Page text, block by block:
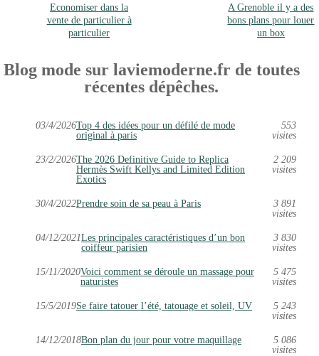
Economiser dans la
vente de particulier à
particulier
A Grenoble il y a des
bons plans pour louer
un box
Blog mode sur laviemoderne.fr de toutes
récentes dépêches.
03/4/2026Top 4 des idées pour un défilé de mode
original à paris
553
visites
23/2/2026The 2026 Definitive Guide to Replica
Hermès Swift Kellys and Limited Edition
Exotics
2 209
visites
30/4/2022Prendre soin de sa peau à Paris
3 891
visites
04/12/2021Les principales caractéristiques d’un bon
coiffeur parisien
3 830
visites
15/11/2020Voici comment se déroule un massage pour
naturistes
5 475
visites
15/5/2019Se faire tatouer l’été, tatouage et soleil, UV
5 243
visites
14/12/2018Bon plan du jour pour votre maquillage
5 086
visites